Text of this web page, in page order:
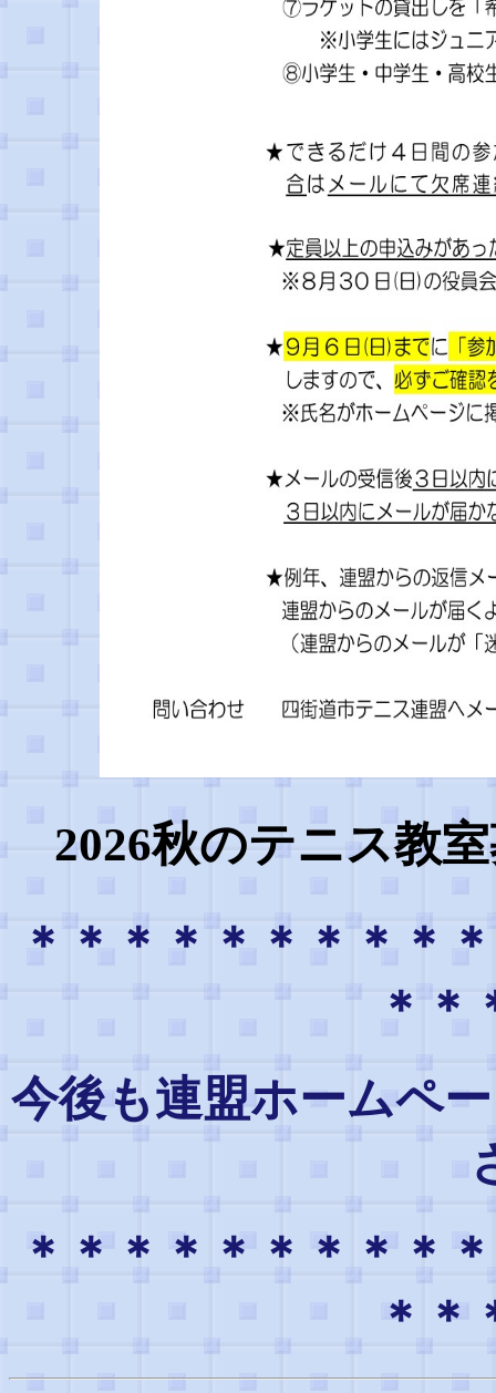
2026秋のテニス教
＊＊＊＊＊＊＊＊＊
＊＊
今後も連盟ホームペ
＊＊＊＊＊＊＊＊＊
＊＊